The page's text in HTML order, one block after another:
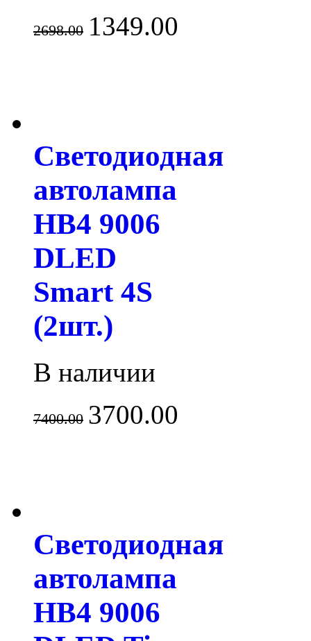
2698.00 1349.00
Светодиодная
автолампа
HB4 9006
DLED
Smart 4S
(2шт.)
В наличии
7400.00 3700.00
Светодиодная
автолампа
HB4 9006